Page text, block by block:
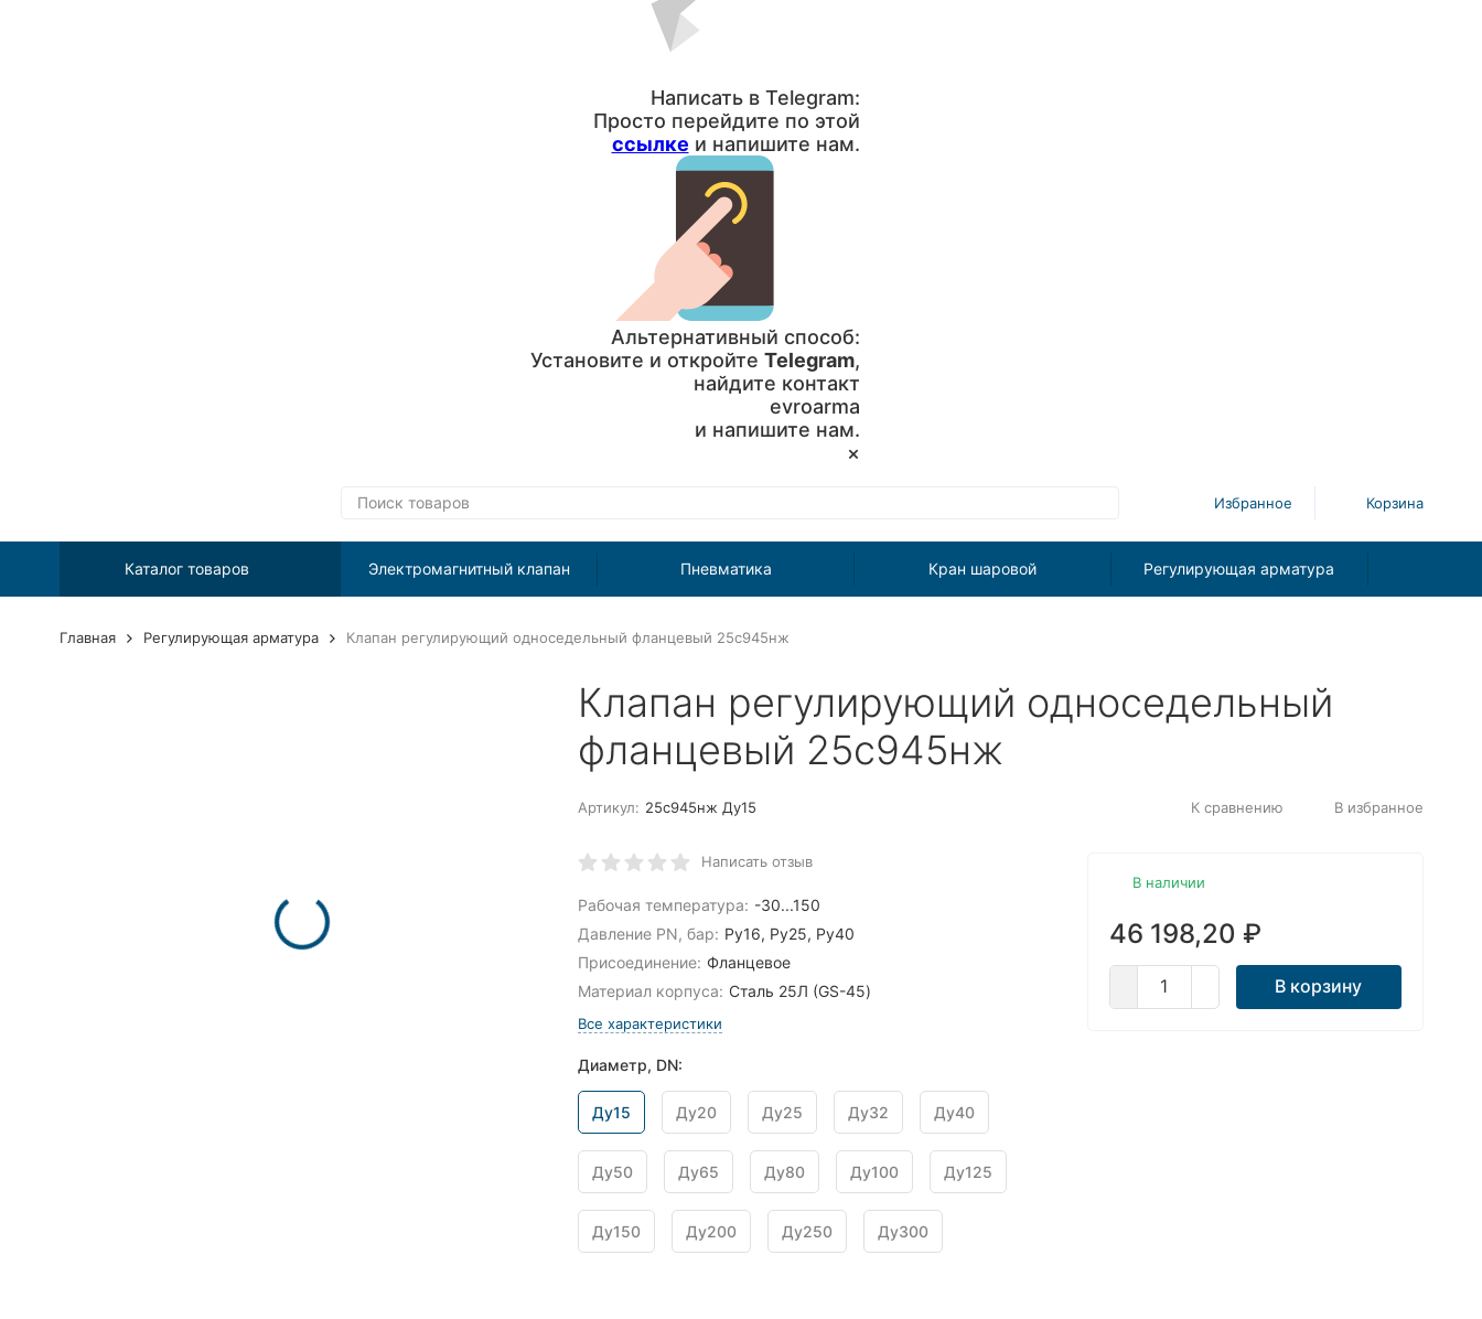
Написать в Telegram:
Просто перейдите по этой
ссылке и напишите нам.
Альтернативный способ:
Установите и откройте Telegram,
найдите контакт
evroarma
и напишите нам.
×
Избранное Корзина
Каталог товаров Электромагнитный клапан Пневматика Кран шаровой Регулирующая арматура
Главная Регулирующая арматура Клапан регулирующий односедельный фланцевый 25с945нж
Клапан регулирующий односедельный
фланцевый 25с945нж
Артикул: 25с945нж Ду15 К сравнению В избранное
Написать отзыв
Рабочая температура: -30...150
Давление PN, бар: Ру16, Ру25, Ру40
Присоединение: Фланцевое
Материал корпуса: Сталь 25Л (GS-45)
Все характеристики
Диаметр, DN:
Ду15 Ду20 Ду25 Ду32 Ду40
Ду50 Ду65 Ду80 Ду100 Ду125
Ду150 Ду200 Ду250 Ду300
В наличии
46 198,20 ₽
В корзину